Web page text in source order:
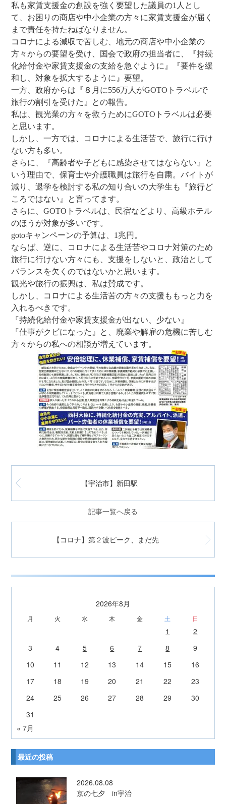
私も家賃支援金の創設を強く要望した議員の1人とし
て、お困りの商店や中小企業の方々に家賃支援金が届く
まで責任を持たねばなりません。
コロナによる減収で苦しむ、地元の商店や中小企業の
方々からの要望を受け、国会で政府の担当者に、『持続
化給付金や家賃支援金の支給を急ぐように』『要件を緩
和し、対象を拡大するように』要望。
一方、政府からは『８月に556万人がGOTOトラベルで
旅行の割引を受けた』との報告。
私は、観光業の方々を救うためにGOTOトラベルは必要
と思います。
しかし、一方では、コロナによる生活苦で、旅行に行け
ない方も多い。
さらに、『高齢者や子どもに感染させてはならない』と
いう理由で、保育士や介護職員は旅行を自粛。バイトが
減り、退学を検討する私の知り合いの大学生も『旅行ど
ころではない』と言ってます。
さらに、GOTOトラベルは、民宿などより、高級ホテル
のほうが対象が多いです。
gotoキャンペーンの予算は、1兆円。
ならば、逆に、コロナによる生活苦やコロナ対策のため
旅行に行けない方々にも、支援をしないと、政治として
バランスを欠くのではないかと思います。
観光や旅行の振興は、私は賛成です。
しかし、コロナによる生活苦の方々の支援ももっと力を
入れるべきです。
『持続化給付金や家賃支援金が出ない、少ない』
『仕事がクビになった』と、廃業や解雇の危機に苦しむ
方々からの私への相談が増えています。
【宇治市】新田駅
記事一覧へ戻る
【コロナ】第２波ピーク、まだ先
2026年8月
月 火 水 木 金 土 日
1
2
3
4 5 6 7 8
9
10
11 12 13 14 15
16
17
18 19 20 21 22
23
24
25 26 27 28 29
30
31
« 7月
最近の投稿
2026.08.08
京の七夕 in宇治